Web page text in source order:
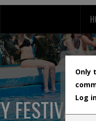
FESTIVAL
Only
Log